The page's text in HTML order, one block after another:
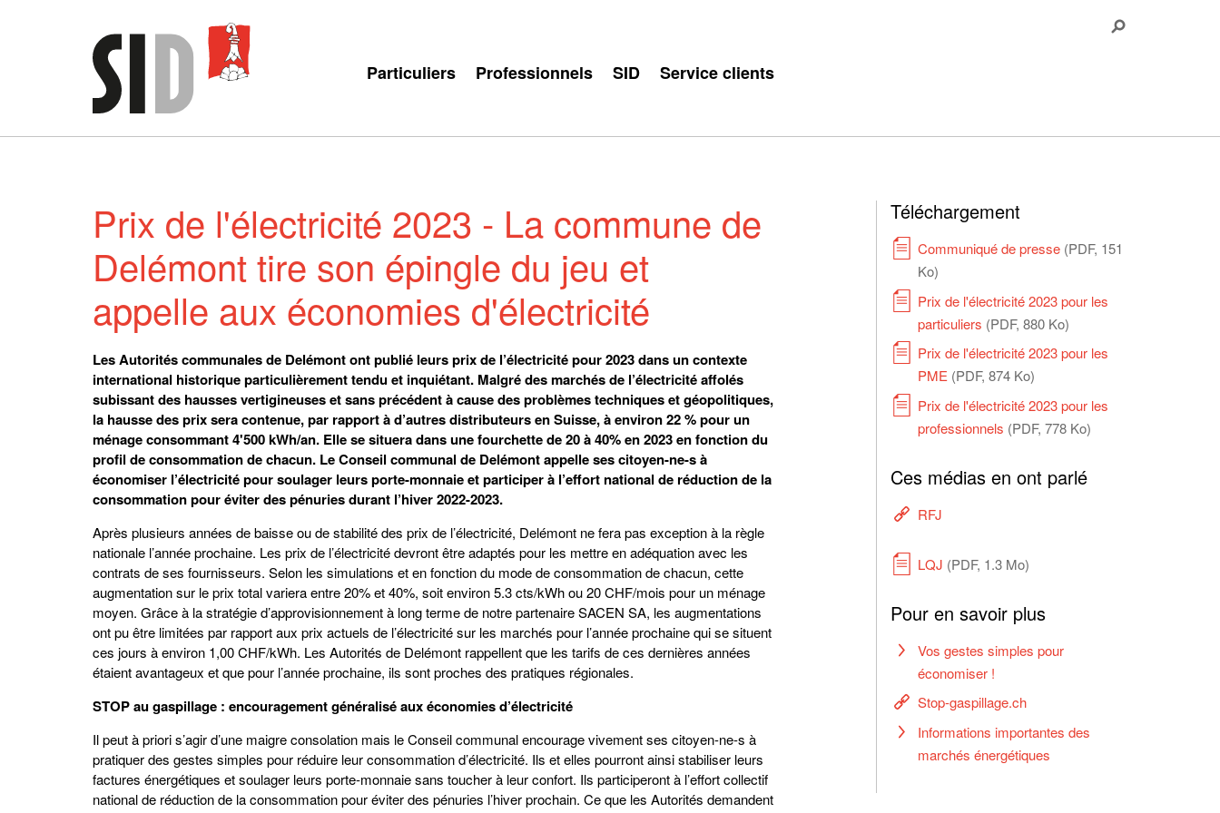
Particuliers Professionnels SID Service clients
Prix de l'électricité 2023 - La commune de
Delémont tire son épingle du jeu et
appelle aux économies d'électricité
Les Autorités communales de Delémont ont publié leurs prix de l’électricité pour 2023 dans un contexte
international historique particulièrement tendu et inquiétant. Malgré des marchés de l’électricité affolés
subissant des hausses vertigineuses et sans précédent à cause des problèmes techniques et géopolitiques,
la hausse des prix sera contenue, par rapport à d’autres distributeurs en Suisse, à environ 22 % pour un
ménage consommant 4'500 kWh/an. Elle se situera dans une fourchette de 20 à 40% en 2023 en fonction du
profil de consommation de chacun. Le Conseil communal de Delémont appelle ses citoyen-ne-s à
économiser l’électricité pour soulager leurs porte-monnaie et participer à l’effort national de réduction de la
consommation pour éviter des pénuries durant l’hiver 2022-2023.
Après plusieurs années de baisse ou de stabilité des prix de l’électricité, Delémont ne fera pas exception à la règle
nationale l’année prochaine. Les prix de l’électricité devront être adaptés pour les mettre en adéquation avec les
contrats de ses fournisseurs. Selon les simulations et en fonction du mode de consommation de chacun, cette
augmentation sur le prix total variera entre 20% et 40%, soit environ 5.3 cts/kWh ou 20 CHF/mois pour un ménage
moyen. Grâce à la stratégie d’approvisionnement à long terme de notre partenaire SACEN SA, les augmentations
ont pu être limitées par rapport aux prix actuels de l’électricité sur les marchés pour l’année prochaine qui se situent
ces jours à environ 1,00 CHF/kWh. Les Autorités de Delémont rappellent que les tarifs de ces dernières années
étaient avantageux et que pour l’année prochaine, ils sont proches des pratiques régionales.
STOP au gaspillage : encouragement généralisé aux économies d’électricité
Il peut à priori s’agir d’une maigre consolation mais le Conseil communal encourage vivement ses citoyen-ne-s à
pratiquer des gestes simples pour réduire leur consommation d’électricité. Ils et elles pourront ainsi stabiliser leurs
factures énergétiques et soulager leurs porte-monnaie sans toucher à leur confort. Ils participeront à l’effort collectif
national de réduction de la consommation pour éviter des pénuries l’hiver prochain. Ce que les Autorités demandent
Téléchargement
Communiqué de presse (PDF, 151
Ko)
Prix de l'électricité 2023 pour les
particuliers (PDF, 880 Ko)
Prix de l'électricité 2023 pour les
PME (PDF, 874 Ko)
Prix de l'électricité 2023 pour les
professionnels (PDF, 778 Ko)
Ces médias en ont parlé
RFJ
LQJ (PDF, 1.3 Mo)
Pour en savoir plus
Vos gestes simples pour
économiser !
Stop-gaspillage.ch
Informations importantes des
marchés énergétiques